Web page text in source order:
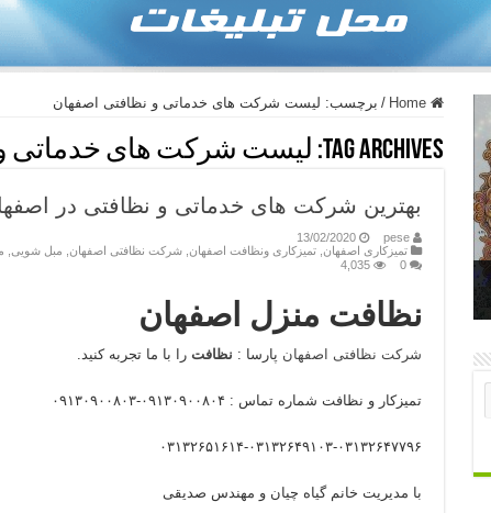
Home
/ برچسب: لیست شرکت های خدماتی و نظافتی اصفهان
Tag Archives: لیست شرکت های خدماتی
بهترین شرکت های خدماتی و نظافتی در
pese
13/02/2020
تمیزکاری اصفهان ,تمیزکاری ونظافت اصفهان ,شرکت نظافتی اصفهان مبل شویی
0
4,035
نظافت منزل اصفهان
شرکت نظافتی اصفهان پارسا : نظافت را با ما تجربه کنید.
تمیزکار و نظافت شماره تماس : ۰۹۱۳۰۹۰۰۸۰۴-۰۹۱۳۰۹۰۰۸۰۳
۰۳۱۳۲۶۵۱۶۱۴-۰۳۱۳۲۶۴۹۱۰۳-۰۳۱۳۲۶۴۷۷۹۶
با مدیریت خانم گیاه چیان و مهندس صدیقی